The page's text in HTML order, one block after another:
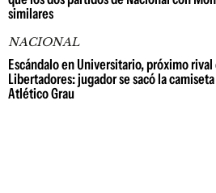
similares
NACIONAL
Escándalo en Universitario, próximo
Libertadores: jugador se sacó la
Atlético Grau